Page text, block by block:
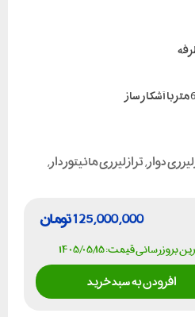
لیزری دوار,تراز لیزری مانیتوردار,
تومان125,000,000
بروزرسانی قیمت: ۱۴۰۵/۰۵/۱۵
افزودن به سبد خرید